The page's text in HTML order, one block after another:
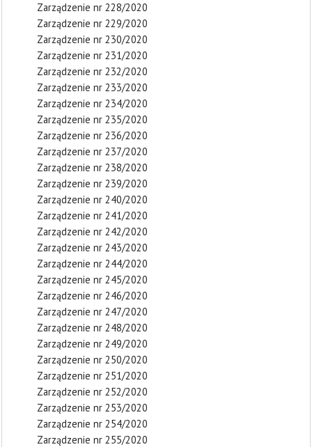
Zarządzenie nr 228/2020
Zarządzenie nr 229/2020
Zarządzenie nr 230/2020
Zarządzenie nr 231/2020
Zarządzenie nr 232/2020
Zarządzenie nr 233/2020
Zarządzenie nr 234/2020
Zarządzenie nr 235/2020
Zarządzenie nr 236/2020
Zarządzenie nr 237/2020
Zarządzenie nr 238/2020
Zarządzenie nr 239/2020
Zarządzenie nr 240/2020
Zarządzenie nr 241/2020
Zarządzenie nr 242/2020
Zarządzenie nr 243/2020
Zarządzenie nr 244/2020
Zarządzenie nr 245/2020
Zarządzenie nr 246/2020
Zarządzenie nr 247/2020
Zarządzenie nr 248/2020
Zarządzenie nr 249/2020
Zarządzenie nr 250/2020
Zarządzenie nr 251/2020
Zarządzenie nr 252/2020
Zarządzenie nr 253/2020
Zarządzenie nr 254/2020
Zarządzenie nr 255/2020